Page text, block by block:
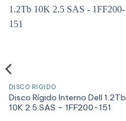
DISCO RÍGIDO
Disco Rígido Interno Dell 1.2Tb
10K 2.5 SAS – 1FF200-151